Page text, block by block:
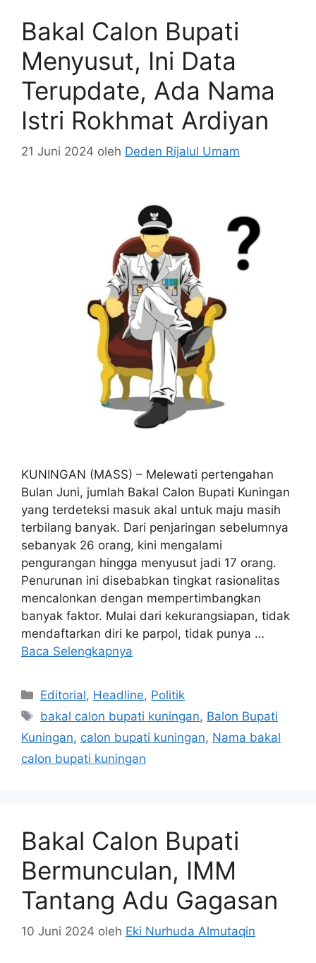
Bakal Calon Bupati
Menyusut, Ini Data
Terupdate, Ada Nama
Istri Rokhmat Ardiyan
21 Juni 2024 oleh Deden Rijalul Umam
KUNINGAN (MASS) – Melewati pertengahan
Bulan Juni, jumlah Bakal Calon Bupati Kuningan
yang terdeteksi masuk akal untuk maju masih
terbilang banyak. Dari penjaringan sebelumnya
sebanyak 26 orang, kini mengalami
pengurangan hingga menyusut jadi 17 orang.
Penurunan ini disebabkan tingkat rasionalitas
mencalonkan dengan mempertimbangkan
banyak faktor. Mulai dari kekurangsiapan, tidak
mendaftarkan diri ke parpol, tidak punya …
Baca Selengkapnya
Kategori
Editorial, Headline, Politik
Tag
bakal calon bupati kuningan, Balon Bupati
Kuningan, calon bupati kuningan, Nama bakal
calon bupati kuningan
Bakal Calon Bupati
Bermunculan, IMM
Tantang Adu Gagasan
10 Juni 2024 oleh Eki Nurhuda Almutaqin